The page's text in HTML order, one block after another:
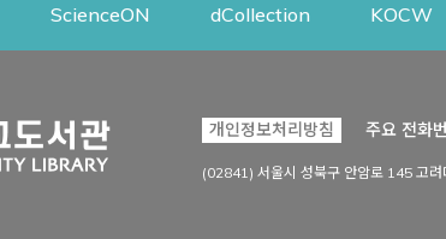
Opens a new window
ScienceON Opens a new window
dCollectionOpens a new
KOCW
연구지원 서비스Opens a new
개인정보처리방침 주요 전화
(02841) 서울시 성북구 안암로 145 고